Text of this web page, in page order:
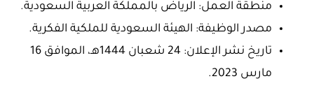
منطقة العمل: الرياض بالمملكة العربية السعودية.
مصدر الوظيفة: الهيئة السعودية للملكية الفكرية.
تاريخ نشر الإعلان: 24 شعبان 1444هـ، الموافق 16
مارس 2023.